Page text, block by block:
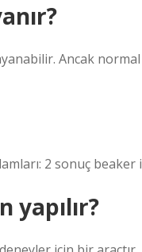
Ancak
2 sonuç beaker
yapılır?